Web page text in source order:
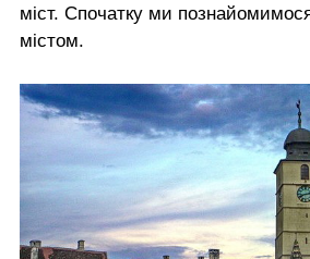
міст. Спочатку ми
містом.